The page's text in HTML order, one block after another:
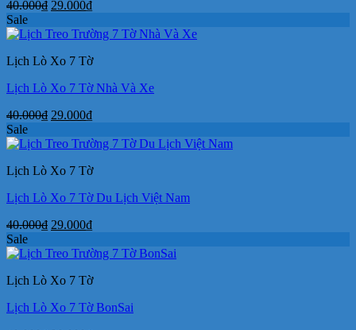
40.000₫ Giá
là:
29.000₫Giá
tại
29.000₫.
Sale
Lịch Lò Xo 7 Tờ
Lịch Lò Xo 7 Tờ Nhà Và Xe
40.000₫ Giá
là:
29.000₫Giá
tại
29.000₫.
Sale
Lịch Lò Xo 7 Tờ
Lịch Lò Xo 7 Tờ Du Lịch Việt Nam
40.000₫ Giá
là:
29.000₫Giá
tại
29.000₫.
Sale
Lịch Lò Xo 7 Tờ
Lịch Lò Xo 7 Tờ BonSai